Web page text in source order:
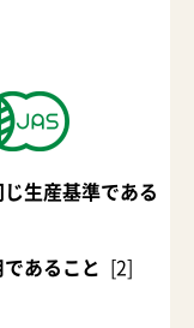
生産基準である
あること [2]